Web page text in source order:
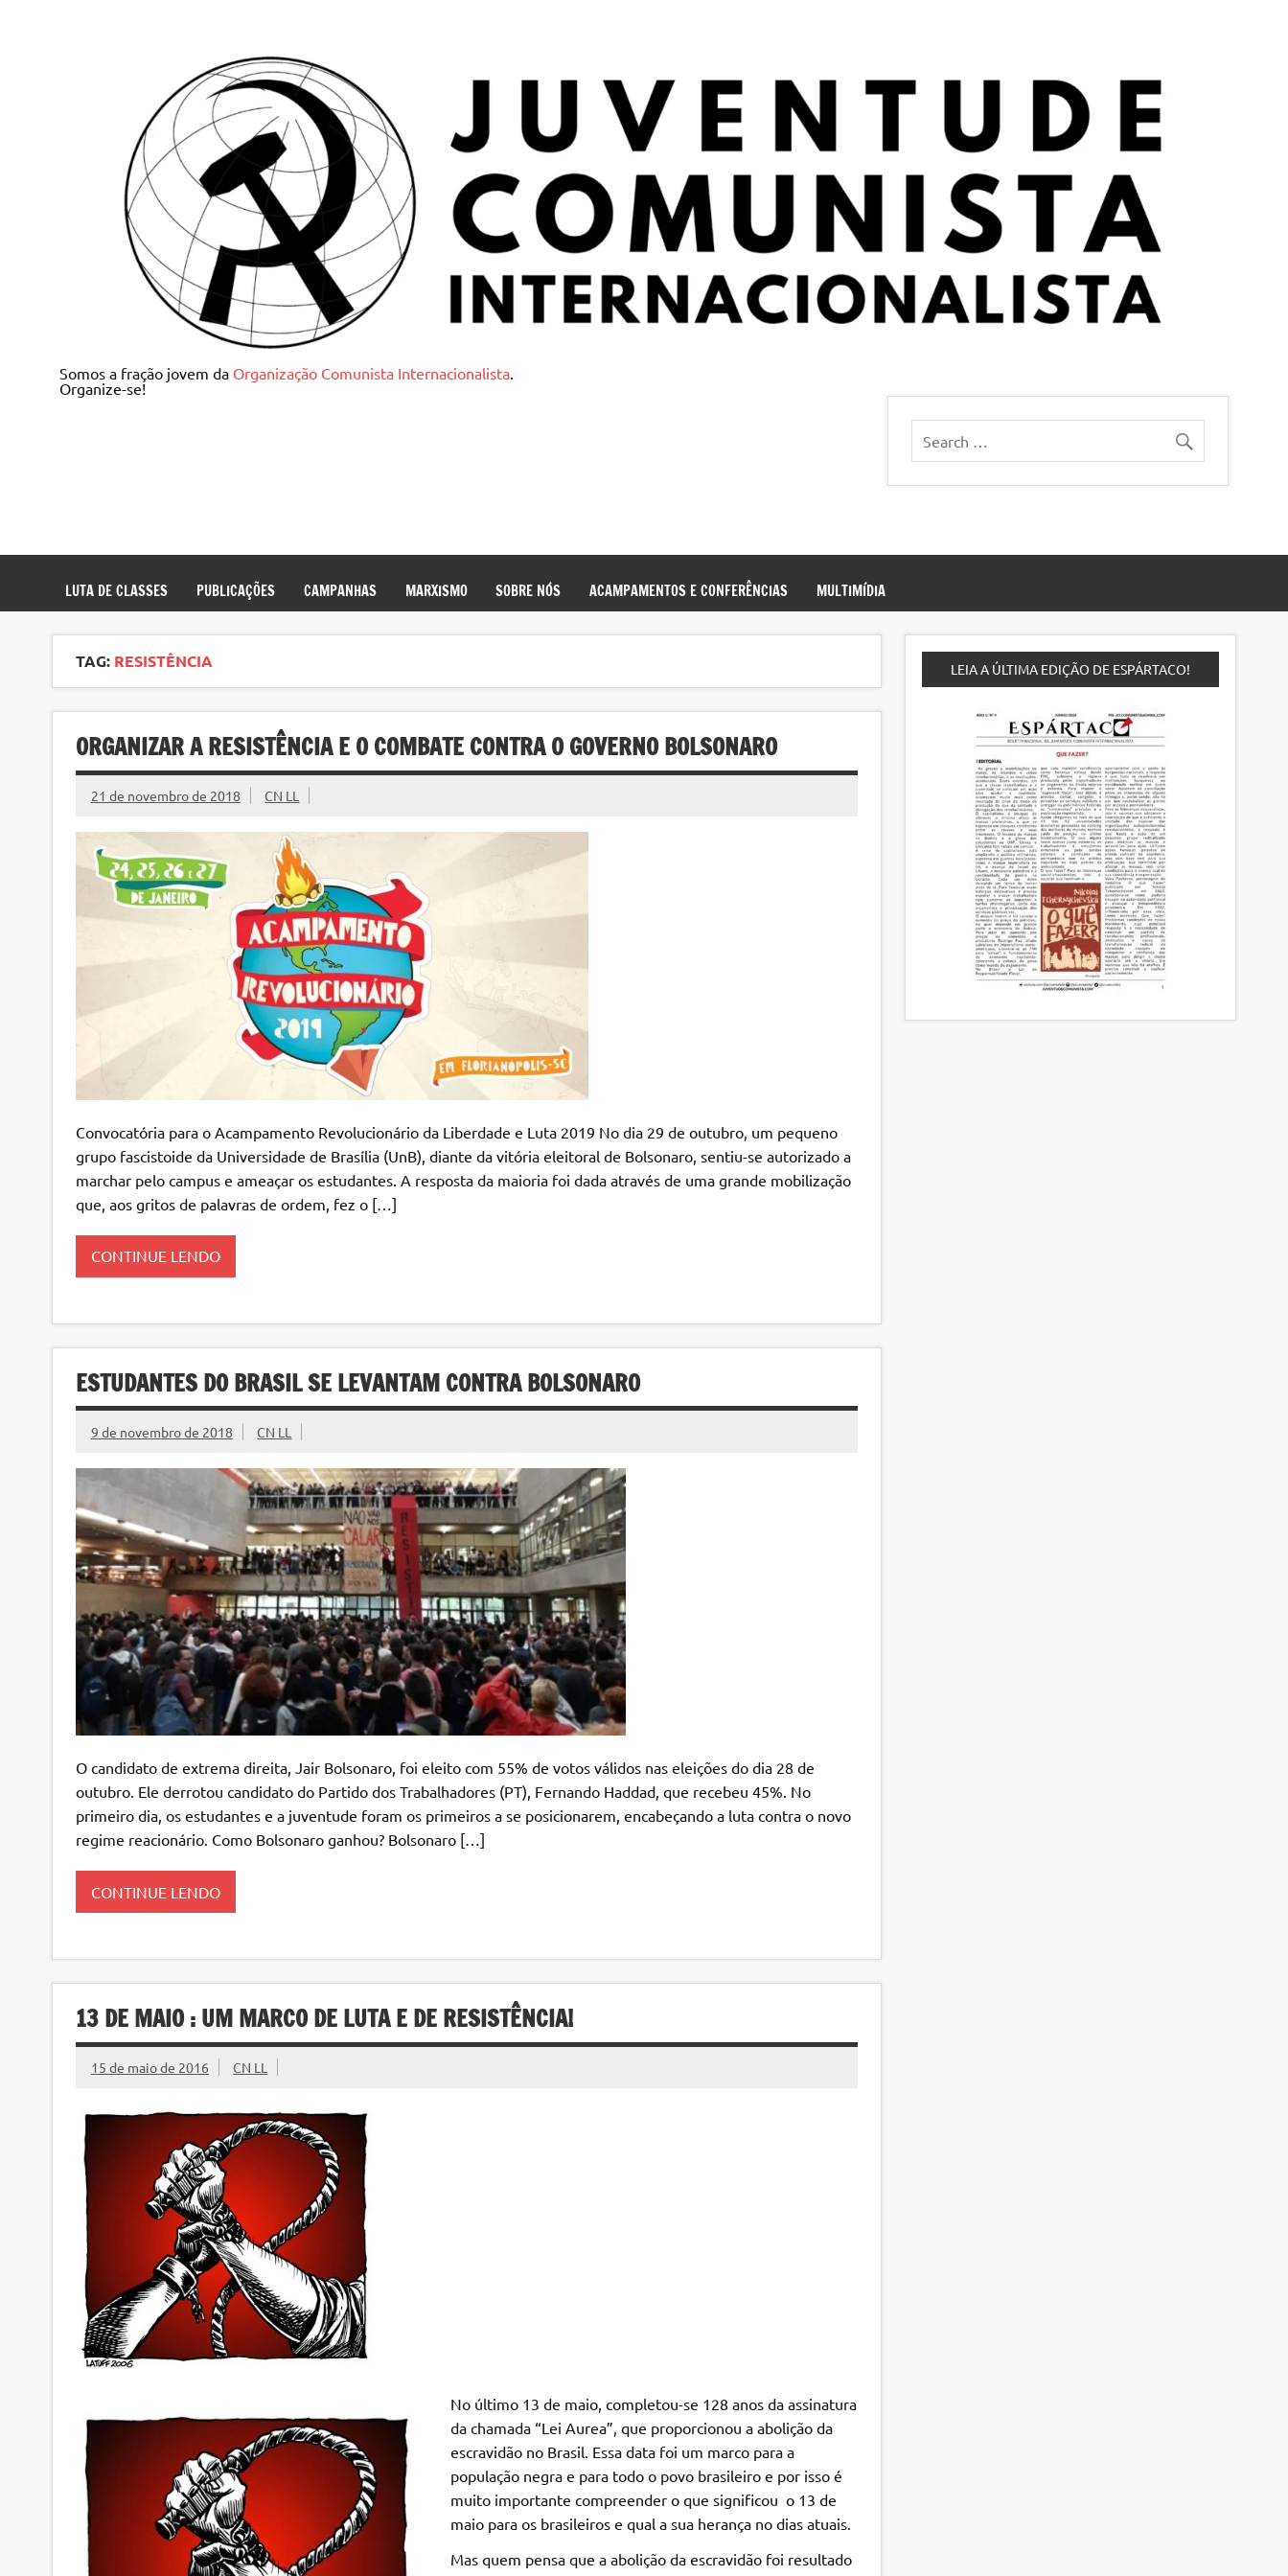
Juventude Comunista Internacionalista
Somos a fração jovem da Organização Comunista Internacionalista.
Organize-se!
LUTA DE CLASSES PUBLICAÇÕES CAMPANHAS MARXISMO SOBRE NÓS ACAMPAMENTOS E CONFERÊNCIAS MULTIMÍDIA
TAG: RESISTÊNCIA
ORGANIZAR A RESISTÊNCIA E O COMBATE CONTRA O GOVERNO BOLSONARO
21 de novembro de 2018 CN LL
Convocatória para o Acampamento Revolucionário da Liberdade e Luta 2019 No dia 29 de outubro, um pequeno
grupo fascistoide da Universidade de Brasília (UnB), diante da vitória eleitoral de Bolsonaro, sentiu-se autorizado a
marchar pelo campus e ameaçar os estudantes. A resposta da maioria foi dada através de uma grande mobilização
que, aos gritos de palavras de ordem, fez o […]
CONTINUE LENDO
ESTUDANTES DO BRASIL SE LEVANTAM CONTRA BOLSONARO
9 de novembro de 2018 CN LL
O candidato de extrema direita, Jair Bolsonaro, foi eleito com 55% de votos válidos nas eleições do dia 28 de
outubro. Ele derrotou candidato do Partido dos Trabalhadores (PT), Fernando Haddad, que recebeu 45%. No
primeiro dia, os estudantes e a juventude foram os primeiros a se posicionarem, encabeçando a luta contra o novo
regime reacionário. Como Bolsonaro ganhou? Bolsonaro […]
CONTINUE LENDO
13 DE MAIO : UM MARCO DE LUTA E DE RESISTÊNCIA!
15 de maio de 2016 CN LL
No último 13 de maio, completou-se 128 anos da assinatura
da chamada “Lei Aurea”, que proporcionou a abolição da
escravidão no Brasil. Essa data foi um marco para a
população negra e para todo o povo brasileiro e por isso é
muito importante compreender o que significou o 13 de
maio para os brasileiros e qual a sua herança no dias atuais.
Mas quem pensa que a abolição da escravidão foi resultado
LEIA A ÚLTIMA EDIÇÃO DE ESPÁRTACO!